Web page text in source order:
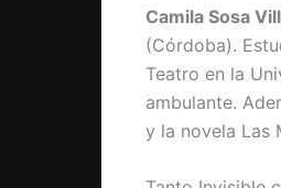
Camila Sosa
(Córdoba).
Teatro en la
ambulante.
y la novela Las